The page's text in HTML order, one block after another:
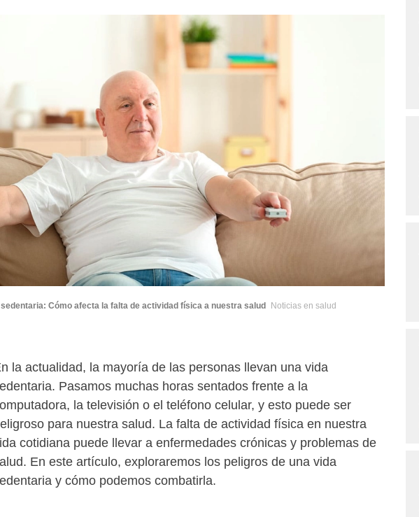
Cómo afecta la falta de actividad física a nuestra salud Noticias en salud
la actualidad, la mayoría de las personas llevan una vida
Pasamos muchas horas sentados frente a la
la televisión o el teléfono celular, y esto puede ser
para nuestra salud. La falta de actividad física en nuestra
cotidiana puede llevar a enfermedades crónicas y problemas de
En este artículo, exploraremos los peligros de una vida
y cómo podemos combatirla.